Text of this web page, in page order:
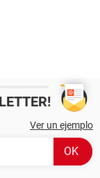
Ver un ejemplo